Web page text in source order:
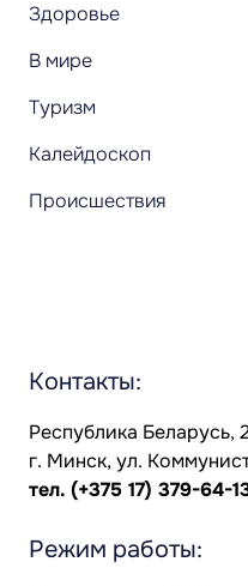
Здоровье
В мире
Туризм
Калейдоскоп
Происшествия
Контакты:
Республика Беларусь,
г. Минск, ул.
тел. (+375 17) 379-64-
Режим работы: